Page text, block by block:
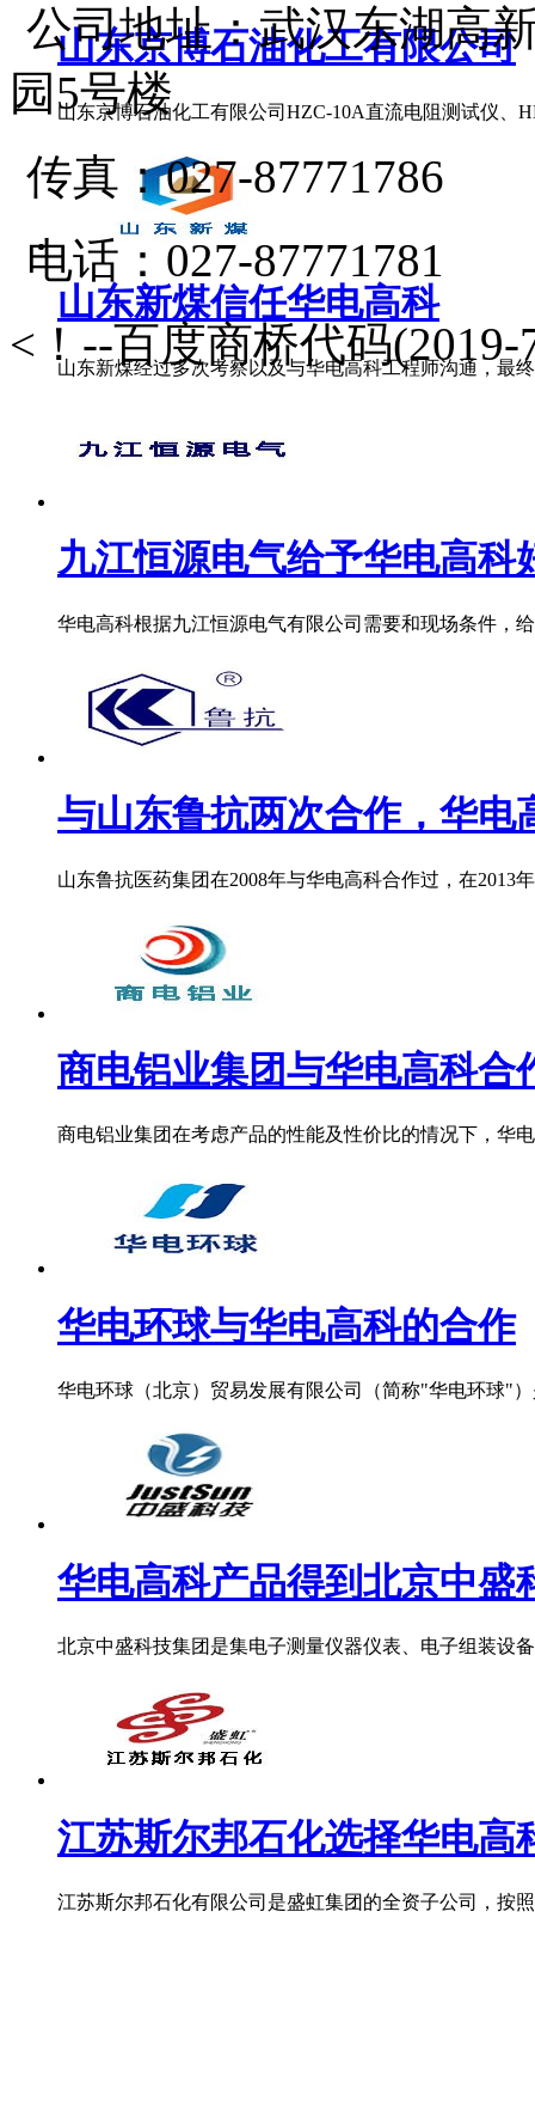
山东京博石油化工有限公司
山东京博石油化工有限公司HZC-10A直流电阻测试仪、
山东新煤信任华电高科
山东新煤经过多次考察以及与华电高科工程师沟通，最
九江恒源电气给予华电高科
华电高科根据九江恒源电气有限公司需要和现场条件，
与山东鲁抗两次合作，华电
山东鲁抗医药集团在2008年与华电高科合作过，在2013
商电铝业集团与华电高科合
商电铝业集团在考虑产品的性能及性价比的情况下，华
华电环球与华电高科的合作
华电环球（北京）贸易发展有限公司（简称"华电环球"
华电高科产品得到北京中盛
北京中盛科技集团是集电子测量仪器仪表、电子组装设
江苏斯尔邦石化选择华电高
江苏斯尔邦石化有限公司是盛虹集团的全资子公司，按
公司地址：武汉东湖高
园5号楼
传真：027-87771786
电话：027-87771781
<！--百度商桥代码(2019-